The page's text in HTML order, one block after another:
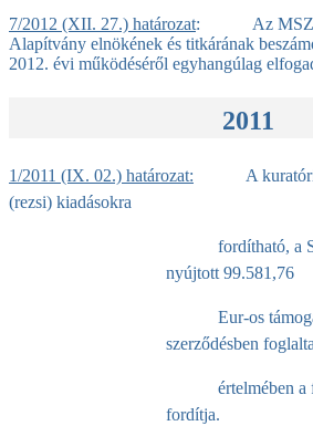
7/2012 (XII. 27.) határozat: Az MSZSZ
Alapítvány elnökének és titkárának
2012. évi működéséről egyhangúlag
2011
1/2011 (IX. 02.) határozat: A
(rezsi) kiadásokra
fordítható, a
nyújtott 99.581,76
Eur-os
szerződésben
értelmében a
fordítja.